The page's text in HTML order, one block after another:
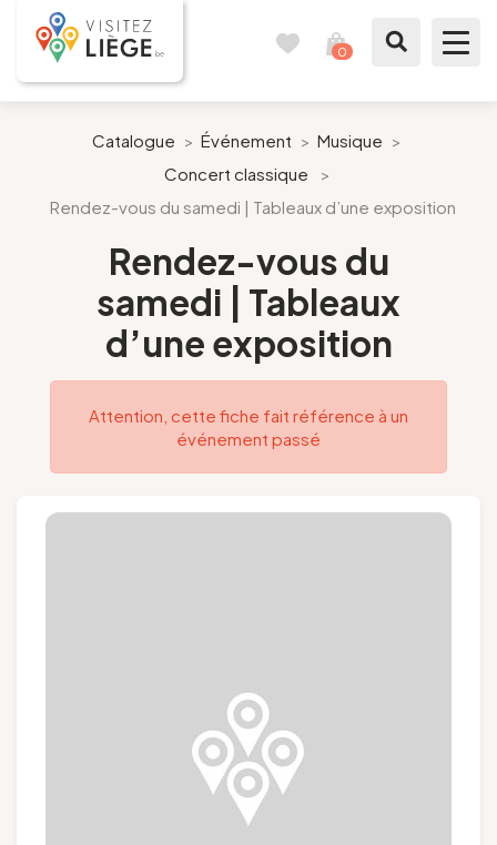
0
Comme un Liégeois
Préparer mon séjour
Nos suggestions
Pays de Liège
Presse
Catalogue > Événement > Musique >
Concert classique
>
Rendez-vous du samedi | Tableaux d’une exposition
Rendez-vous du
samedi | Tableaux
d’une exposition
Attention, cette fiche fait référence à un
événement passé